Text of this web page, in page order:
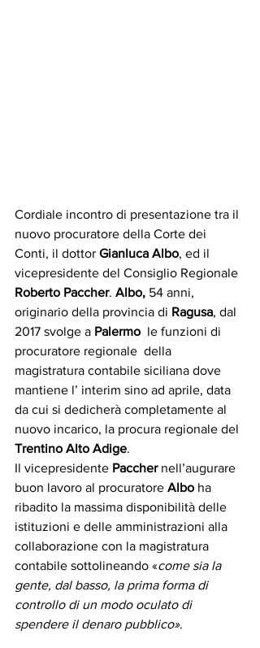
Cordiale incontro di presentazione tra il
nuovo procuratore della Corte dei
Conti, il dottor Gianluca Albo, ed il
vicepresidente del Consiglio Regionale
Roberto Paccher. Albo, 54 anni,
originario della provincia di Ragusa, dal
2017 svolge a Palermo
  le funzioni di
procuratore regionale  della
magistratura contabile siciliana dove
mantiene l’ interim sino ad aprile, data
da cui si dedicherà completamente al
nuovo incarico, la procura regionale del
Trentino Alto Adige.
Il vicepresidente Paccher nell’augurare
buon lavoro al procuratore Albo ha
ribadito la massima disponibilità delle
istituzioni e delle amministrazioni alla
collaborazione con la magistratura
contabile sottolineando «come sia la
gente, dal basso, la prima forma di
controllo di un modo oculato di
spendere il denaro pubblico».